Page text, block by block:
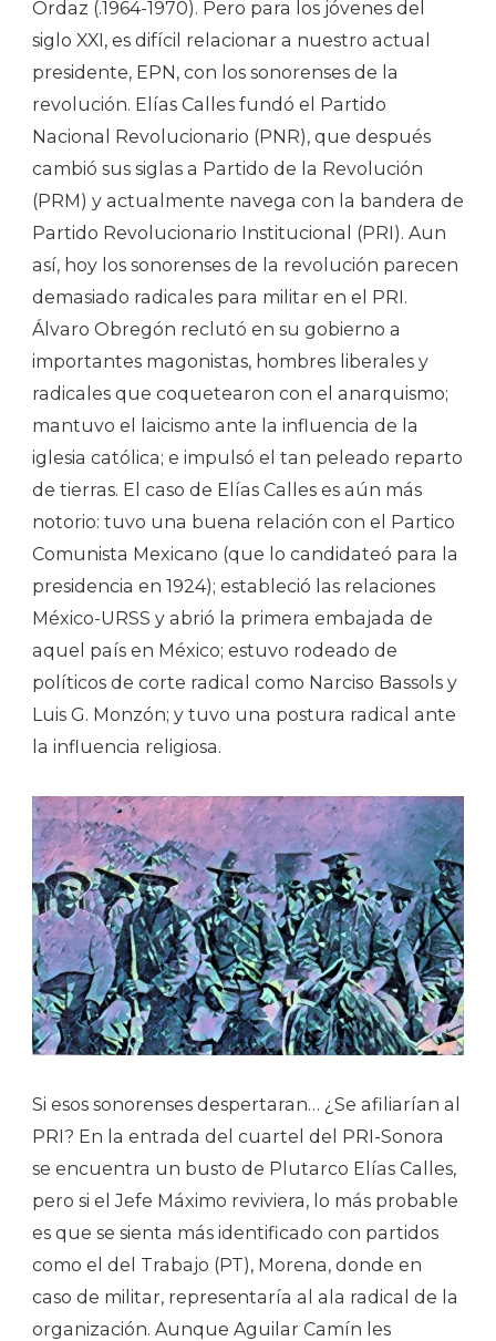
Ordaz (.1964-1970). Pero para los jóvenes del
siglo XXI, es difícil relacionar a nuestro actual
presidente, EPN, con los sonorenses de la
revolución. Elías Calles fundó el Partido
Nacional Revolucionario (PNR), que después
cambió sus siglas a Partido de la Revolución
(PRM) y actualmente navega con la bandera de
Partido Revolucionario Institucional (PRI). Aun
así, hoy los sonorenses de la revolución parecen
demasiado radicales para militar en el PRI.
Álvaro Obregón reclutó en su gobierno a
importantes magonistas, hombres liberales y
radicales que coquetearon con el anarquismo;
mantuvo el laicismo ante la influencia de la
iglesia católica; e impulsó el tan peleado reparto
de tierras. El caso de Elías Calles es aún más
notorio: tuvo una buena relación con el Partico
Comunista Mexicano (que lo candidateó para la
presidencia en 1924); estableció las relaciones
México-URSS y abrió la primera embajada de
aquel país en México; estuvo rodeado de
políticos de corte radical como Narciso Bassols y
Luis G. Monzón; y tuvo una postura radical ante
la influencia religiosa.
Si esos sonorenses despertaran… ¿Se afiliarían al
PRI? En la entrada del cuartel del PRI-Sonora
se encuentra un busto de Plutarco Elías Calles,
pero si el Jefe Máximo reviviera, lo más probable
es que se sienta más identificado con partidos
como el del Trabajo (PT), Morena, donde en
caso de militar, representaría al ala radical de la
organización. Aunque Aguilar Camín les